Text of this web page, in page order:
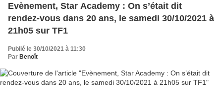
Evènement, Star Academy : On s’était dit
rendez-vous dans 20 ans, le samedi 30/10/2021 à
21h05 sur TF1
Publié le 30/10/2021 à 11:30
Par Benoît